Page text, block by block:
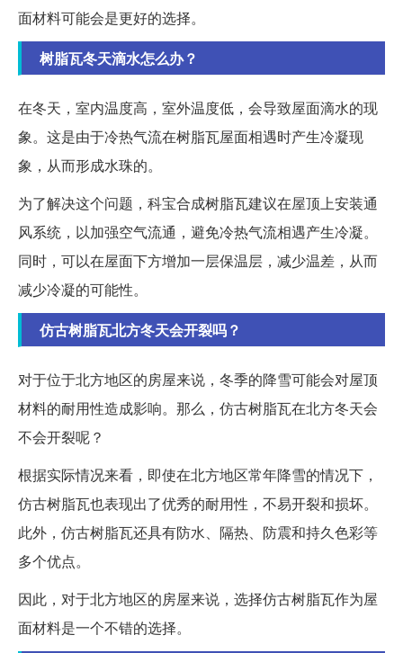
面材料可能会是更好的选择。
树脂瓦冬天滴水怎么办？
在冬天，室内温度高，室外温度低，会导致屋面滴水的现
象。这是由于冷热气流在树脂瓦屋面相遇时产生冷凝现
象，从而形成水珠的。
为了解决这个问题，科宝合成树脂瓦建议在屋顶上安装通
风系统，以加强空气流通，避免冷热气流相遇产生冷凝。
同时，可以在屋面下方增加一层保温层，减少温差，从而
减少冷凝的可能性。
仿古树脂瓦北方冬天会开裂吗？
对于位于北方地区的房屋来说，冬季的降雪可能会对屋顶
材料的耐用性造成影响。那么，仿古树脂瓦在北方冬天会
不会开裂呢？
根据实际情况来看，即使在北方地区常年降雪的情况下，
仿古树脂瓦也表现出了优秀的耐用性，不易开裂和损坏。
此外，仿古树脂瓦还具有防水、隔热、防震和持久色彩等
多个优点。
因此，对于北方地区的房屋来说，选择仿古树脂瓦作为屋
面材料是一个不错的选择。